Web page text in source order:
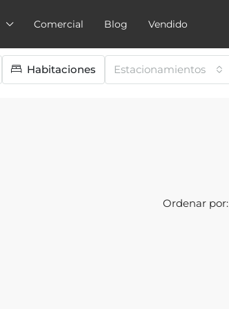
Comercial Blog Vendido
Habitaciones Estacionamientos
Ordenar por: